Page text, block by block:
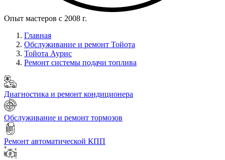
Опыт мастеров с 2008 г.
Главная
Обслуживание и ремонт Тойота
Тойота Аурис
Ремонт системы подачи топлива
Диагностика и ремонт кондиционера
Обслуживание и ремонт тормозов
Ремонт автоматической КПП